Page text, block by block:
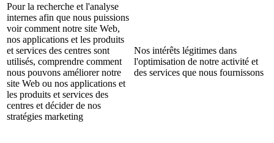
Pour la recherche et l'analyse
internes afin que nous puissions
voir comment notre site Web,
nos applications et les produits
et services des centres sont
utilisés, comprendre comment
nous pouvons améliorer notre
site Web ou nos applications et
les produits et services des
centres et décider de nos
stratégies marketing
Nos intérêts légitimes dans
l'optimisation de notre activité et
des services que nous fournissons